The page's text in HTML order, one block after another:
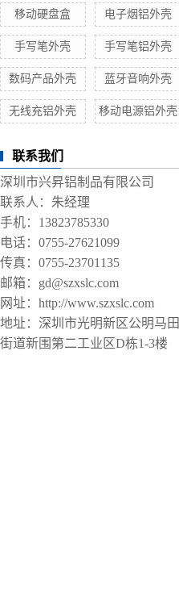
移动硬盘盒 电子烟铝外壳
手写笔外壳 手写笔铝外壳
数码产品外壳 蓝牙音响外壳
无线充铝外壳 移动电源铝外壳
联系我们
深圳市兴昇铝制品有限公司
联系人：朱经理
手机：13823785330
电话：0755-27621099
传真：0755-23701135
邮箱：gd@szxslc.com
网址：http://www.szxslc.com
地址：深圳市光明新区公明马田
街道新围第二工业区D栋1-3楼